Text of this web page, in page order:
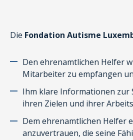
Die Fondation Autisme
Den ehrenamtlichen Helfer
Mitarbeiter zu empfangen
Ihm klare Informationen zur
ihren Zielen und ihrer
Dem ehrenamtlichen Helfer
anzuvertrauen, die seine